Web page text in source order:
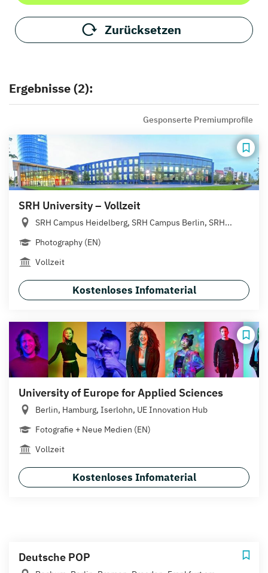
Zurücksetzen
Ergebnisse (2):
Gesponserte Premiumprofile
SRH University – Vollzeit
SRH Campus Heidelberg, SRH Campus Berlin, SRH...
Photography (EN)
Vollzeit
Kostenloses Infomaterial
University of Europe for Applied Sciences
Berlin, Hamburg, Iserlohn, UE Innovation Hub
Fotografie + Neue Medien (EN)
Vollzeit
Kostenloses Infomaterial
Deutsche POP